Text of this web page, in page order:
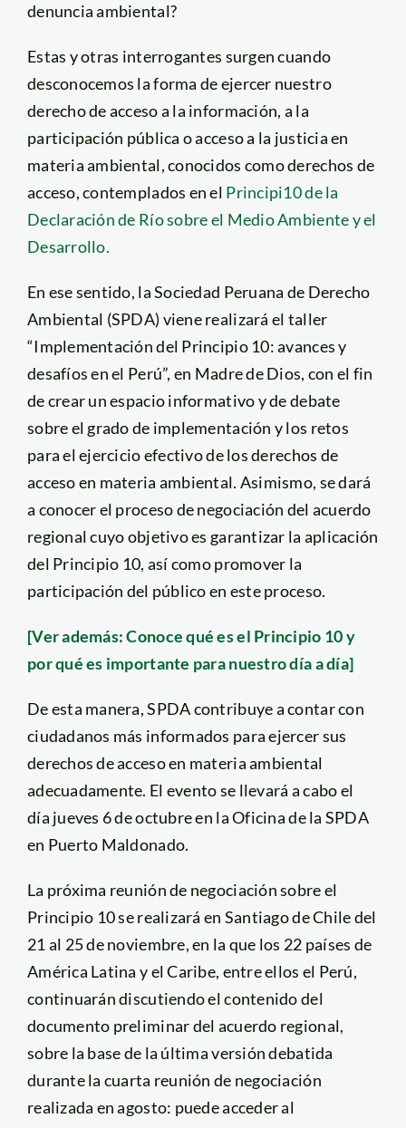
denuncia ambiental?
Estas y otras interrogantes surgen cuando
desconocemos la forma de ejercer nuestro
derecho de acceso a la información, a la
participación pública o acceso a la justicia en
materia ambiental, conocidos como derechos de
acceso, contemplados en el Principi10 de la
Declaración de Río sobre el Medio Ambiente y el
Desarrollo.
En ese sentido, la Sociedad Peruana de Derecho
Ambiental (SPDA) viene realizará el taller
“Implementación del Principio 10: avances y
desafíos en el Perú”, en Madre de Dios, con el fin
de crear un espacio informativo y de debate
sobre el grado de implementación y los retos
para el ejercicio efectivo de los derechos de
acceso en materia ambiental. Asimismo, se dará
a conocer el proceso de negociación del acuerdo
regional cuyo objetivo es garantizar la aplicación
del Principio 10, así como promover la
participación del público en este proceso.
[Ver además: Conoce qué es el Principio 10 y
por qué es importante para nuestro día a día]
De esta manera, SPDA contribuye a contar con
ciudadanos más informados para ejercer sus
derechos de acceso en materia ambiental
adecuadamente. El evento se llevará a cabo el
día jueves 6 de octubre en la Oficina de la SPDA
en Puerto Maldonado.
La próxima reunión de negociación sobre el
Principio 10 se realizará en Santiago de Chile del
21 al 25 de noviembre, en la que los 22 países de
América Latina y el Caribe, entre ellos el Perú,
continuarán discutiendo el contenido del
documento preliminar del acuerdo regional,
sobre la base de la última versión debatida
durante la cuarta reunión de negociación
realizada en agosto: puede acceder al